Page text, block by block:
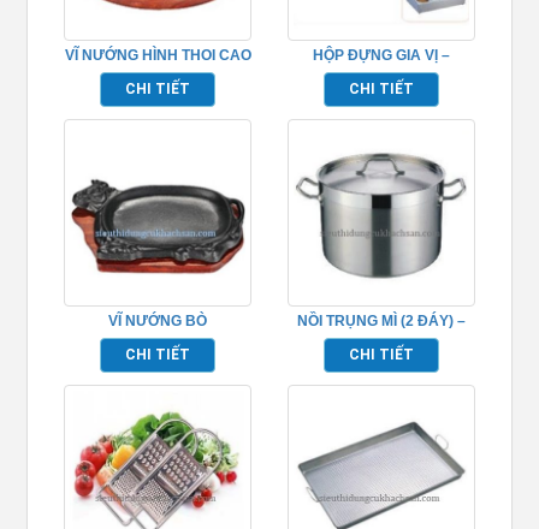
VĨ NƯỚNG HÌNH THOI CAO
CẤP – TP696079
CHI TIẾT
HỘP ĐỰNG GIA VỊ –
TP696090
CHI TIẾT
VĨ NƯỚNG BÒ
BEEFSTAEK 23 –
TP696069
CHI TIẾT
NỒI TRỤNG MÌ (2 ĐÁY) –
TP696036
CHI TIẾT